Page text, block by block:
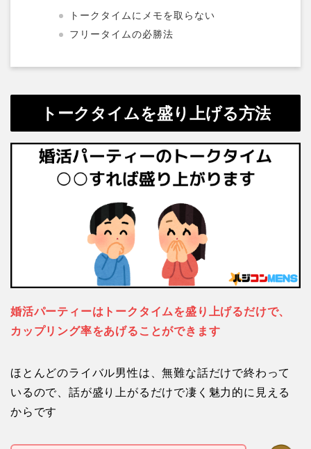
トークタイムにメモを取らない
フリータイムの必勝法
トークタイムを盛り上げる方法
婚活パーティーはトークタイムを盛り上げるだけで、
カップリング率をあげることができます
ほとんどのライバル男性は、無難な話だけで終わって
いるので、話が盛り上がるだけで凄く魅力的に見える
からです